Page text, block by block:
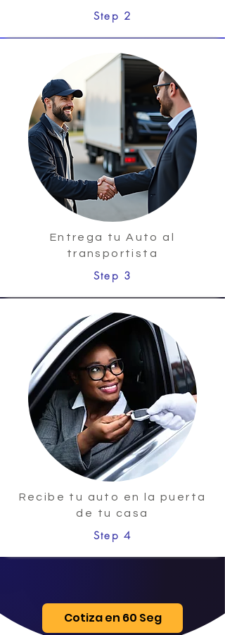
Step 2
Entrega tu Auto al
transportista
Step 3
Recibe tu auto en la puerta
de tu casa
Step 4
Cotiza en 60 Seg